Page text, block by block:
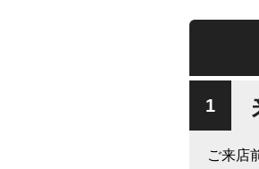
ご来店